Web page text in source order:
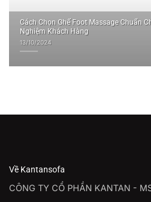
Cách Chọn Ghế Foot Massage Chuẩn
Nghiệm Khách Hàng
13/10/2024
Về Kantansofa
CÔNG TY CỔ PHẦN KANTAN -